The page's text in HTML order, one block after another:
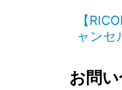
【
ャン
お問